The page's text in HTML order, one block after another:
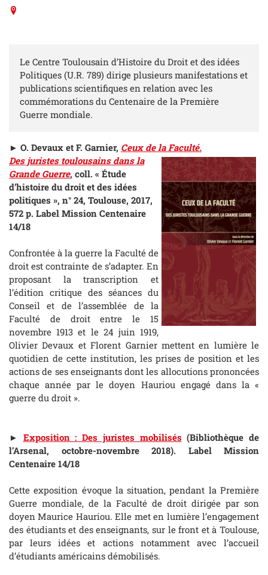
Le Centre Toulousain d’Histoire du Droit et des idées
Politiques (U.R. 789) dirige plusieurs manifestations et
publications scientifiques en relation avec les
commémorations du Centenaire de la Première
Guerre mondiale.
► O. Devaux et F. Garnier, Ceux de la Faculté.
Des juristes toulousains dans la
Grande Guerre, coll. « Étude
d’histoire du droit et des idées
politiques », n° 24, Toulouse, 2017,
572 p. Label Mission Centenaire
14/18
Confrontée à la guerre la Faculté de
droit est contrainte de s’adapter. En
proposant la transcription et
l’édition critique des séances du
Conseil et de l’assemblée de la
Faculté de droit entre le 15
novembre 1913 et le 24 juin 1919,
Olivier Devaux et Florent Garnier mettent en lumière le
quotidien de cette institution, les prises de position et les
actions de ses enseignants dont les allocutions prononcées
chaque année par le doyen Hauriou engagé dans la «
guerre du droit ».
► Exposition : Des juristes mobilisés (Bibliothèque de
l’Arsenal, octobre-novembre 2018). Label Mission
Centenaire 14/18
Cette exposition évoque la situation, pendant la Première
Guerre mondiale, de la Faculté de droit dirigée par son
doyen Maurice Hauriou. Elle met en lumière l’engagement
des étudiants et des enseignants, sur le front et à Toulouse,
par leurs idées et actions notamment avec l’accueil
d’étudiants américains démobilisés.